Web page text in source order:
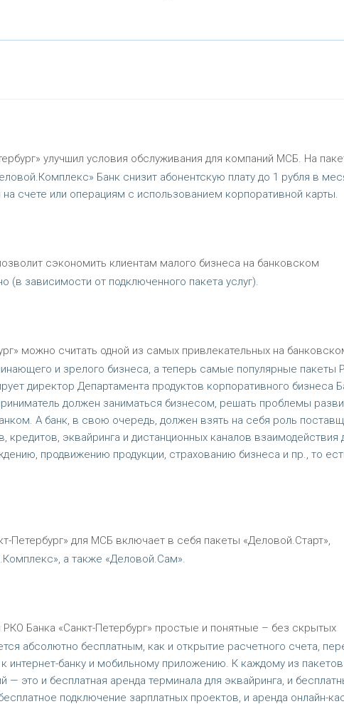
улучшил условия обслуживания для компаний МСБ. На
Банк снизит абонентскую плату до 1 рубля в
счете или операциям с использованием корпоративной карты.
сэкономить клиентам малого бизнеса на банковском
(в зависимости от подключенного пакета услуг).
можно считать одной из самых привлекательных на
и зрелого бизнеса, а теперь самые популярные пакеты
директор Департамента продуктов корпоративного бизнеса
должен заниматься бизнесом, решать проблемы
А банк, в свою очередь, должен взять на себя роль
кредитов, эквайринга и дистанционных каналов взаимодействия
продвижению продукции, страхованию бизнеса и пр., то
Петербург» для МСБ включает в себя пакеты «Деловой.Старт»,
а также «Деловой.Сам».
Банка «Санкт-Петербург» простые и понятные – без скрытых
абсолютно бесплатным, как и открытие расчетного счета,
интернет-банку и мобильному приложению. К каждому из пакетов
— это и бесплатная аренда терминала для эквайринга, и
подключение зарплатных проектов, и аренда онлайн-